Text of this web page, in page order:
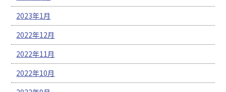
2023年1月
2022年12月
2022年11月
2022年10月